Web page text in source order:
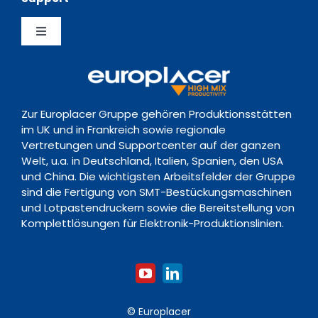
Feeder
Datenschutzerklärung
Nachrichten
Toggle
Downloads
Schulungsakademie
Zur Europlacer Gruppe gehören Produktionsstätten
im UK und in Frankreich sowie regionale
Vertretungen und Supportcenter auf der ganzen
Welt, u.a. in Deutschland, Italien, Spanien, den USA
und China. Die wichtigsten Arbeitsfelder der Gruppe
sind die Fertigung von SMT-Bestückungsmaschinen
und Lotpastendruckern sowie die Bereitstellung von
Komplettlösungen für Elektronik-Produktionslinien.
© Europlacer